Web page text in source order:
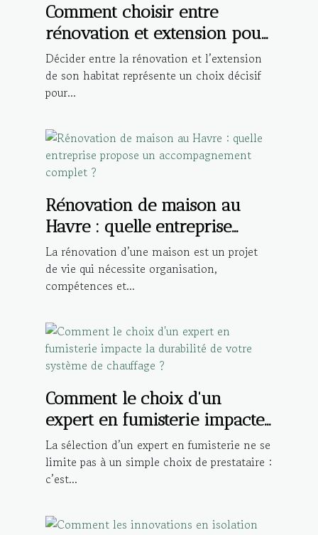
Comment choisir entre
rénovation et extension pour
votre habitat ?
Décider entre la rénovation et l’extension
de son habitat représente un choix décisif
pour...
Rénovation de maison au
Havre : quelle entreprise
propose un accompagnement
complet ?
La rénovation d’une maison est un projet
de vie qui nécessite organisation,
compétences et...
Comment le choix d'un
expert en fumisterie impacte
la durabilité de votre système
de chauffage ?
La sélection d’un expert en fumisterie ne se
limite pas à un simple choix de prestataire :
c’est...